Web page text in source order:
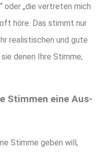
oder „die ver­tre­ten mich
höre. Das stimmt nur
rea­lis­ti­schen und gute
denen Ihre Stim­me,
Stim­men eine Aus­
Stim­me geben will,